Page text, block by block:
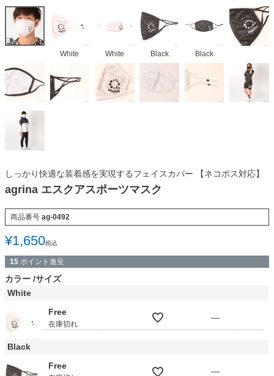
White White Black Black
しっかり快適な装着感を実現するフェイスカバー 【ネコポス対応】
agrina エスクアスポーツマスク
商品番号 ag-0492
¥1,650税込
15 ポイント進呈
カラー サイズ
White
Free
在庫切れ
—
Black
Free
—